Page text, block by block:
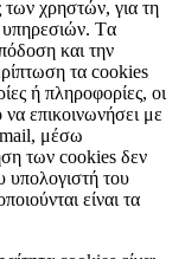
των χρηστών, για τη
υπηρεσιών. Tα
και την
τα cookies
ή πληροφορίες, οι
επικοινωνήσει με
μέσω
των cookies δεν
υπολογιστή του
είναι τα